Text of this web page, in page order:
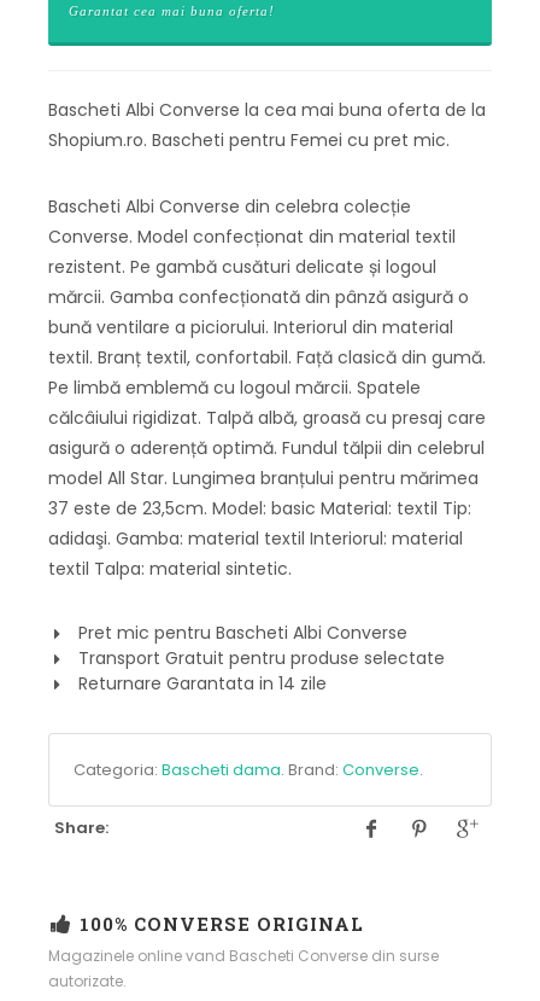
Garantat cea mai buna oferta!
Bascheti Albi Converse la cea mai buna oferta de la
Shopium.ro. Bascheti pentru Femei cu pret mic.
Bascheti Albi Converse din celebra colecție
Converse. Model confecționat din material textil
rezistent. Pe gambă cusături delicate și logoul
mărcii. Gamba confecționată din pânză asigură o
bună ventilare a piciorului. Interiorul din material
textil. Branț textil, confortabil. Față clasică din gumă.
Pe limbă emblemă cu logoul mărcii. Spatele
călcâiului rigidizat. Talpă albă, groasă cu presaj care
asigură o aderență optimă. Fundul tălpii din celebrul
model All Star. Lungimea branțului pentru mărimea
37 este de 23,5cm. Model: basic Material: textil Tip:
adidaşi. Gamba: material textil Interiorul: material
textil Talpa: material sintetic.
Pret mic pentru Bascheti Albi Converse
Transport Gratuit pentru produse selectate
Returnare Garantata in 14 zile
Categoria: Bascheti dama. Brand: Converse.
Share:
100% CONVERSE ORIGINAL
Magazinele online vand Bascheti Converse din surse
autorizate.